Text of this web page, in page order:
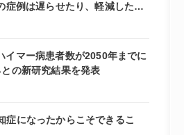
症例は遅らせたり、軽減したり
あると提言しています。
イマー病患者数が2050年までに
の新研究結果を発表
症になったからこそできるこ